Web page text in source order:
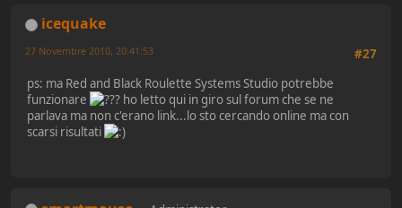
icequake
#27
27 Novembre 2010, 20:41:53
ps: ma Red and Black Roulette Systems Studio potrebbe
funzionare
ho letto qui in giro sul forum che se ne
parlava ma non c'erano link...lo sto cercando online ma con
scarsi risultati